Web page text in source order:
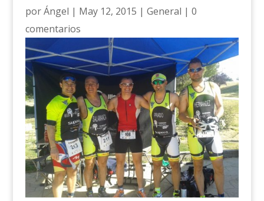
porÁngel | May 12, 2015 | General | 0
comentarios